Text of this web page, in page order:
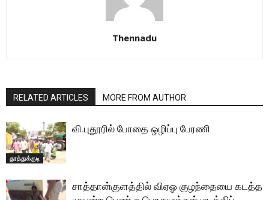
Thennadu
RELATED ARTICLES MORE FROM AUTHOR
தூத்துக்குடி
வி.புதூரில் போதை ஒழிப்பு பேரணி
சாத்தான்குளத்தில் விஏஓ குழந்தையை கடத்த